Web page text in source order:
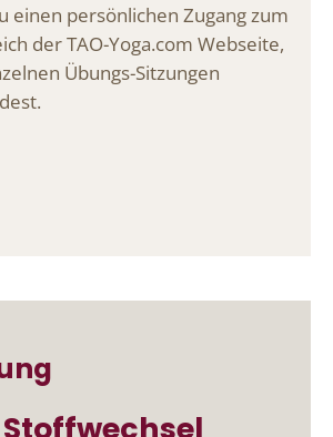
einen persönlichen Zugang zum
der TAO-Yoga.com Webseite,
Übungs-Sitzungen
Stoffwechsel